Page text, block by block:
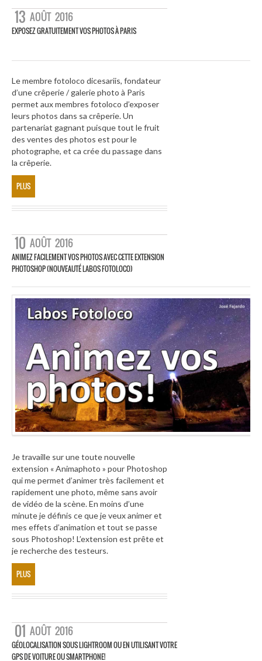
13 AOÛT 2016
EXPOSEZ GRATUITEMENT VOS PHOTOS À PARIS
Le membre fotoloco dicesariis, fondateur
d’une crêperie / galerie photo à Paris
permet aux membres fotoloco d’exposer
leurs photos dans sa crêperie. Un
partenariat gagnant puisque tout le fruit
des ventes des photos est pour le
photographe, et ca crée du passage dans
la crêperie.
PLUS
10 AOÛT 2016
ANIMEZ FACILEMENT VOS PHOTOS AVEC CETTE EXTENSION
PHOTOSHOP (NOUVEAUTÉ LABOS FOTOLOCO)
Je travaille sur une toute nouvelle
extension « Animaphoto » pour Photoshop
qui me permet d’animer très facilement et
rapidement une photo, même sans avoir
de vidéo de la scène. En moins d’une
minute je définis ce que je veux animer et
mes effets d’animation et tout se passe
sous Photoshop! L’extension est prête et
je recherche des testeurs.
PLUS
01 AOÛT 2016
GÉOLOCALISATION SOUS LIGHTROOM OU EN UTILISANT VOTRE
GPS DE VOITURE OU SMARTPHONE!